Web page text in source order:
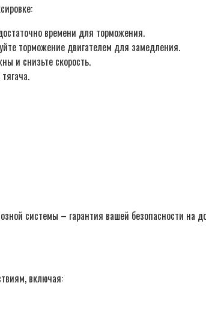
времени для торможения.
торможение двигателем для замедления.
и снизьте скорость.
системы – гарантия вашей безопасности на
включая: